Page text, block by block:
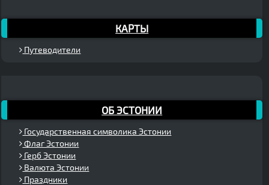
КАРТЫ
Путеводители
ОБ ЭСТОНИИ
Государственная символика Эстонии
Флаг Эстонии
Герб Эстонии
Валюта Эстонии
Праздники